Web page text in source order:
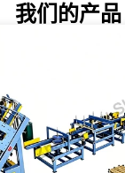
我们的产品